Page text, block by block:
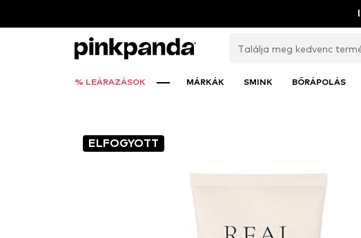
% LEÁRAZÁSOK MÁRKÁK SMINK BŐRÁPOLÁS
ELFOGYOTT